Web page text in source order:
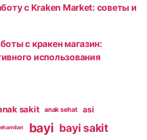
с Kraken Market: советы и
с кракен магазин:
использования
sakit anak sehat
asi
bayi bayi sakit